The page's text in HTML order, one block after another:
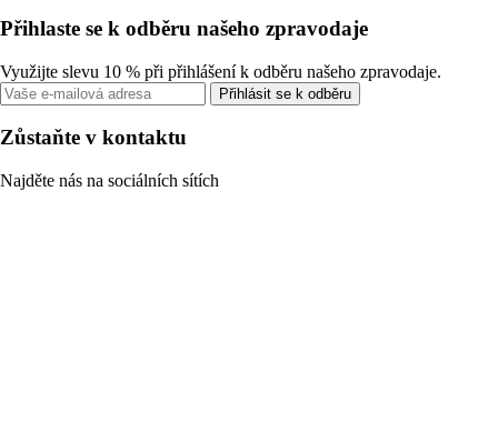
Přihlaste se k odběru našeho zpravodaje
Využijte slevu 10 % při přihlášení k odběru našeho zpravodaje.
Přihlásit se k odběru
Zůstaňte v kontaktu
Najděte nás na sociálních sítích